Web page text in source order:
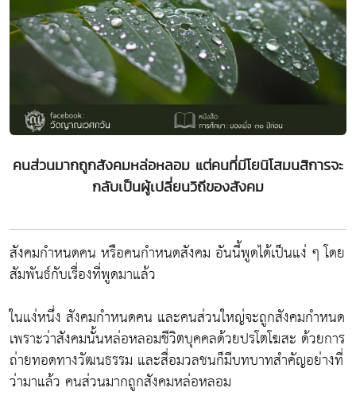
คนส่วนมากถูกสังคมหล่อหลอม แต่คนที่มีโยนิโสมนสิการจะ
กลับเป็นผู้เปลี่ยนวิถีของสังคม
สังคมกำหนดคน หรือคนกำหนดสังคม อันนี้พูดได้เป็นแง่ ๆ โดย
สัมพันธ์กับเรื่องที่พูดมาแล้ว
ในแง่หนึ่ง สังคมกำหนดคน และคนส่วนใหญ่จะถูกสังคมกำหนด
เพราะว่าสังคมนั้นหล่อหลอมชีวิตบุคคลด้วยปรโตโฆสะ ด้วยการ
ถ่ายทอดทางวัฒนธรรม และสื่อมวลชนก็มีบทบาทสำคัญอย่างที่
ว่ามาแล้ว คนส่วนมากถูกสังคมหล่อหลอม